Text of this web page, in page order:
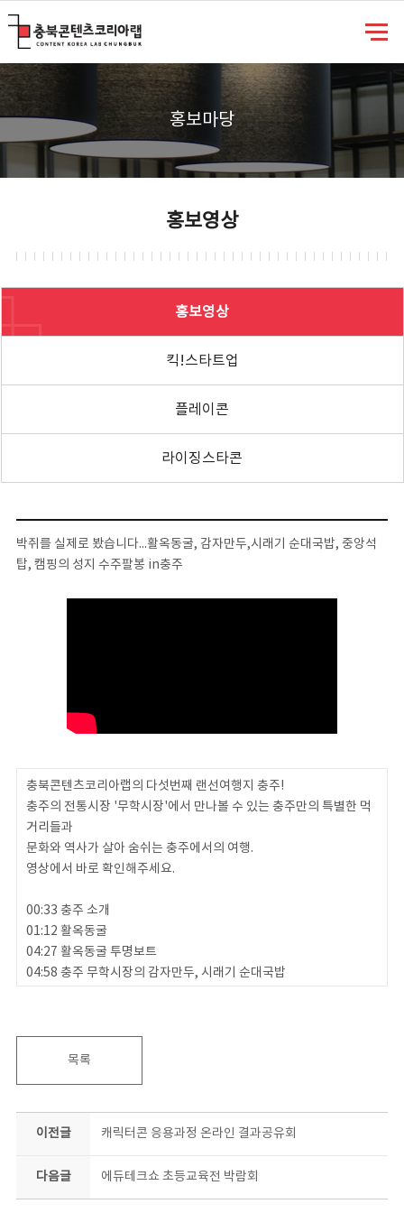
홍보마당
홍보영상
홍보영상
킥!스타트업
플레이콘
라이징스타콘
박쥐를 실제로 봤습니다...활옥동굴, 감자만두,시래기 순대국밥, 중앙석
탑, 캠핑의 성지 수주팔봉 in충주
충북콘텐츠코리아랩의 다섯번째 랜선여행지 충주!
충주의 전통시장 '무학시장'에서 만나볼 수 있는 충주만의 특별한 먹
거리들과
문화와 역사가 살아 숨쉬는 충주에서의 여행.
영상에서 바로 확인해주세요.
00:33 충주 소개
01:12 활옥동굴
04:27 활옥동굴 투명보트
04:58 충주 무학시장의 감자만두, 시래기 순대국밥
목록
이전글 캐릭터콘 응용과정 온라인 결과공유회
다음글 에듀테크쇼 초등교육전 박람회